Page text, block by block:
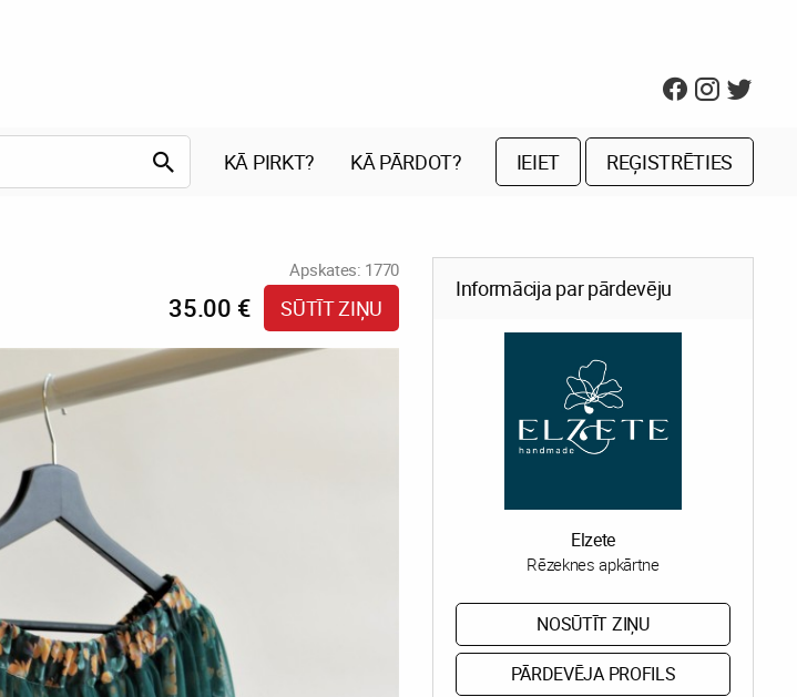
KĀ PIRKT? KĀ PĀRDOT? IEIET REĢISTRĒTIES
Apskates: 1770
35.00 € SŪTĪT ZIŅU
Informācija par pārdevēju
Elzete
Rēzeknes apkārtne
NOSŪTĪT ZIŅU
PĀRDEVĒJA PROFILS